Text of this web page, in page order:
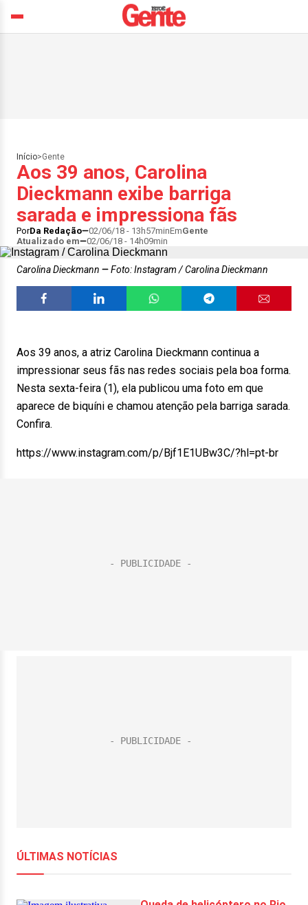
Início>Gente
Aos 39 anos, Carolina
Dieckmann exibe barriga
sarada e impressiona fãs
PorDa Redação 02/06/18 - 13h57minEmGente
Atualizado em
02/06/18 - 14h09min
Carolina Dieckmann Foto: Instagram / Carolina Dieckmann
Aos 39 anos, a atriz Carolina Dieckmann continua a
impressionar seus fãs nas redes sociais pela boa forma.
Nesta sexta-feira (1), ela publicou uma foto em que
aparece de biquíni e chamou atenção pela barriga sarada.
Confira.
https://www.instagram.com/p/Bjf1E1UBw3C/?hl=pt-br